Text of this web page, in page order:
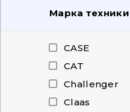
Кронштейн
Майданчики,
драбини
Підкрилок
Планка
Марка техники
CASE
CAT
Challenger
Claas